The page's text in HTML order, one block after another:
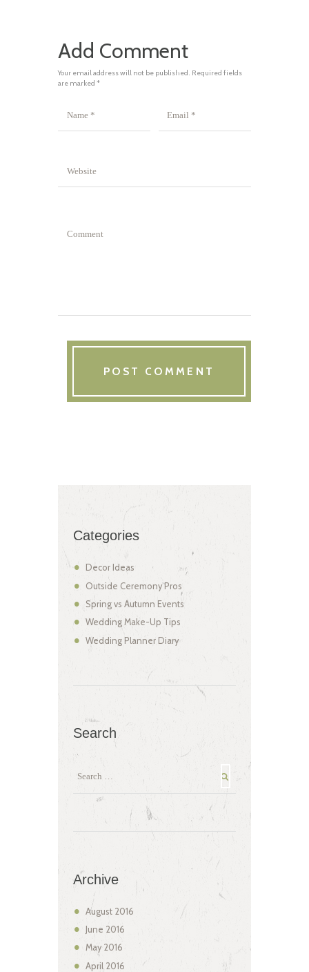
Add Comment
Your email address will not be published. Required fields
are marked *
Categories
Decor Ideas
Outside Ceremony Pros
Spring vs Autumn Events
Wedding Make-Up Tips
Wedding Planner Diary
Search
Archive
August 2016
June 2016
May 2016
April 2016